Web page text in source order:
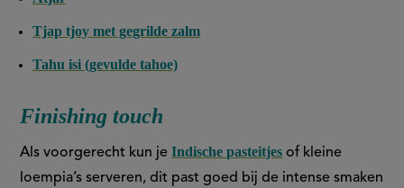
Tjap tjoy met gegrilde zalm
Tahu isi (gevulde tahoe)
Finishing touch
Als voorgerecht kun jeIndische pasteitjes of kleine
loempia’s serveren, dit past goed bij de intense smaken